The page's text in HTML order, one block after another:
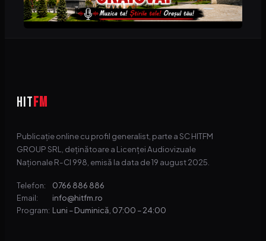
HITFM
Publicație online cu profil generalist, parte a SC HITFM
GROUP SRL, deținătoare a Licenței Audiovizuale
Naționale R-CI 998, emisă la data de 19 august 2025.
Telefon: 0766 886 886
Email: info@hitfm.ro
Program: Luni – Duminică, 07:00 – 24:00